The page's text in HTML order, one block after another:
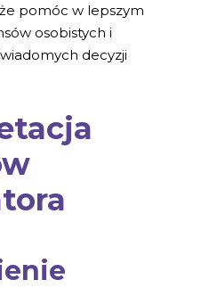
pomóc w lepszym
osobistych i
decyzji